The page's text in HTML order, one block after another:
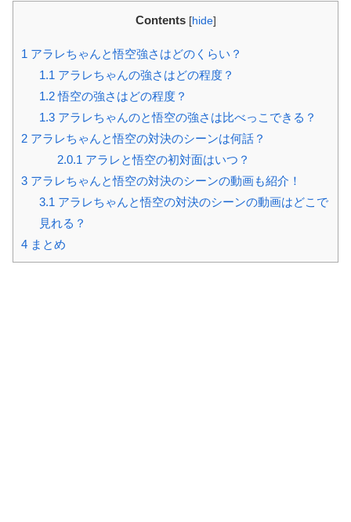
Contents [hide]
1 アラレちゃんと悟空強さはどのくらい？
1.1 アラレちゃんの強さはどの程度？
1.2悟空の強さはどの程度？
1.3アラレちゃんのと悟空の強さは比べっこできる？
2 アラレちゃんと悟空の対決のシーンは何話？
2.0.1 アラレと悟空の初対面はいつ？
3 アラレちゃんと悟空の対決のシーンの動画も紹介！
3.1 アラレちゃんと悟空の対決のシーンの動画はどこで
見れる？
4 まとめ